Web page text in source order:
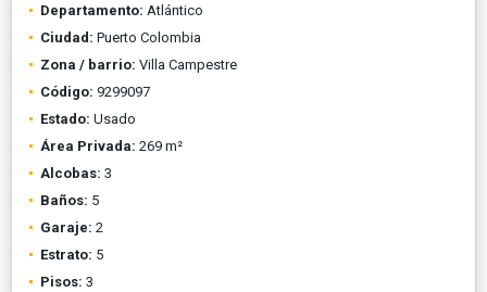
Departamento: Atlántico
Ciudad: Puerto Colombia
Zona / barrio: Villa Campestre
Código: 9299097
Estado: Usado
Área Privada: 269 m²
Alcobas: 3
Baños: 5
Garaje: 2
Estrato: 5
Pisos: 3